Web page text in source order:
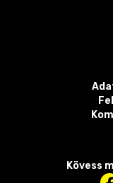
Kövess